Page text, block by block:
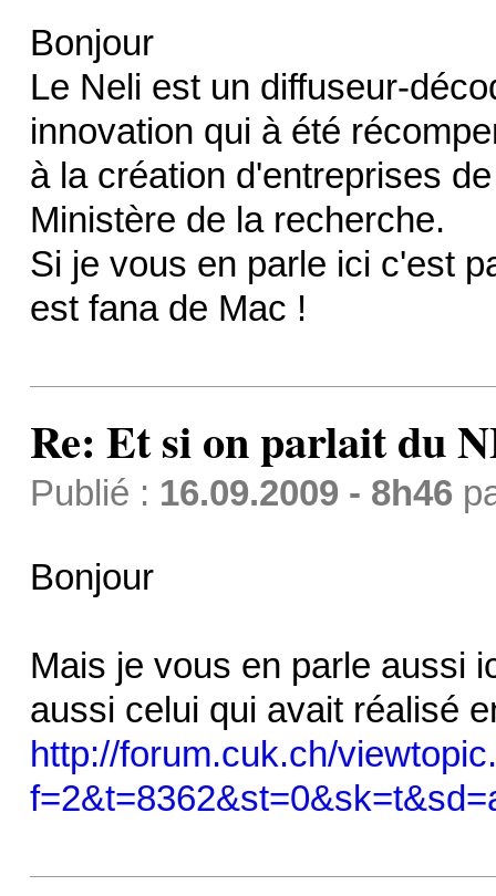
Bonjour
Le Neli est un diffuseur-
innovation qui à été
à la création d'entreprises
Ministère de la recherche.
Si je vous en parle ici c'est
est fana de Mac !
Re: Et si on parlait du
Publié : 16.09.2009 - 8h46
Bonjour
Mais je vous en parle aussi
aussi celui qui avait réalisé
http://forum.cuk.ch/